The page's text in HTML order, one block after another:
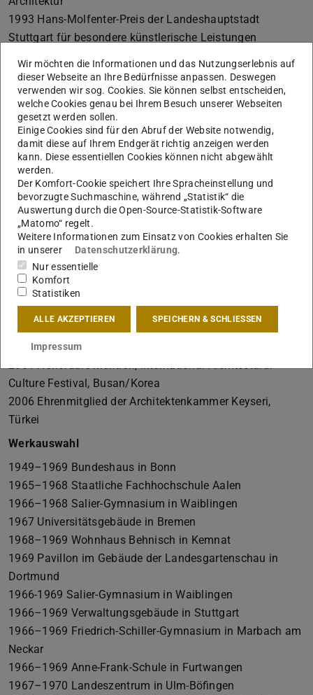
1993 Hans-Molfenter-Preis der Landeshauptstadt
Stuttgart für besondere künstlerische Leistungen
Universität Karlsruhe
1994 Mitglied der International Academy of Architecture,
Sofia
1994 Ehrenplakette des Litauischen
Architektenverbandes, Vilnius
1995 Ehrenmitglied des Royal Institute of British
Architects, London
1996 Gründungsmitglied der Sächsischen Akademie der
Künste, Dresden
1997 Verdienstorden der Bundesrepublik Deutschland
1998 Fritz-Schumacher-Preis der Alfred-Toepfer-Stiftung
F.V.S., Hamburg
1999 Mitglied der Bayerischen Akademie der Schönen
Künste, München
Architektenkammer Rheinland-Pfalz, Mainz
Culture Festival, Busan/Korea
2006 Ehrenmitglied der Architektenkammer Keyseri,
Türkei
Werkauswahl
1949–1969 Bundeshaus in Bonn
1965–1968 Staatliche Fachhochschule Aalen
1966–1968 Salier-Gymnasium in Waiblingen
1967 Universitätsgebäude in Bremen
1968–1969 Wohnhaus Behnisch in Kemnat
1969 Pavillon im Gebäude der Landesgartenschau in
Dortmund
1966-1969 Salier-Gymnasium in Waiblingen
1966–1969 Verwaltungsgebäude in Stuttgart
1966–1969 Friedrich-Schiller-Gymnasium in Marbach am
Neckar
1966–1969 Anne-Frank-Schule in Furtwangen
1967–1970 Landeszentrum in Ulm-Böfingen
Wir möchten die Informationen und das Nutzungserlebnis auf
dieser Webseite an Ihre Bedürfnisse anpassen. Deswegen
verwenden wir sog. Cookies. Sie können selbst entscheiden,
welche Cookies genau bei Ihrem Besuch unserer Webseiten
gesetzt werden sollen.
Einige Cookies sind für den Abruf der Website notwendig,
damit diese auf Ihrem Endgerät richtig anzeigen werden
kann. Diese essentiellen Cookies können nicht abgewählt
werden.
Der Komfort-Cookie speichert Ihre Spracheinstellung und
bevorzugte Suchmaschine, während „Statistik“ die
Auswertung durch die Open-Source-Statistik-Software
„Matomo“ regelt.
Weitere Informationen zum Einsatz von Cookies erhalten Sie
in unserer
Datenschutzerklärung.
Nur essentielle
Komfort
Statistiken
ALLE AKZEPTIEREN SPEICHERN & SCHLIESSEN
Impressum